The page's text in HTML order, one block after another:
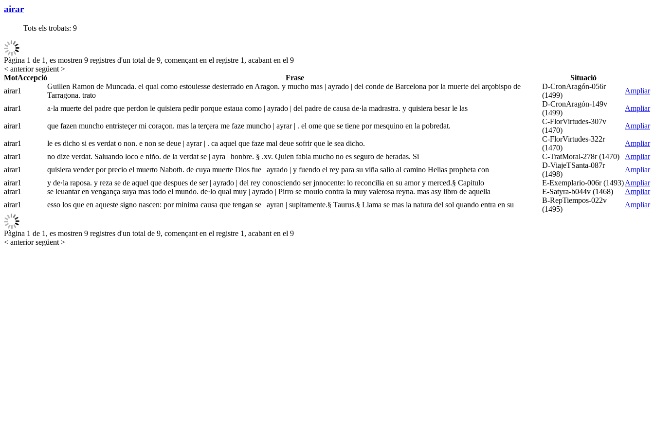
airar
Tots els trobats: 9
Pàgina 1 de 1, es mostren 9 registres d'un total de 9, començant en el registre 1, acabant en el 9
< anteriorsegüent >
MotAccepció Frase
Situació
airar1
Guillen Ramon de Muncada. el qual como estouiesse desterrado en Aragon. y mucho mas | ayrado | del conde de Barcelona por la muerte del arçobispo de
Tarragona. trato
D-CronAragón-056r
(1499)
Ampliar
airar1 a·la muerte del padre que perdon le quisiera pedir porque estaua como | ayrado | del padre de causa de·la madrastra. y quisiera besar le las
D-CronAragón-149v
(1499)
Ampliar
airar1 que fazen muncho entristeçer mi coraçon. mas la terçera me faze muncho | ayrar | . el ome que se tiene por mesquino en la pobredat.
C-FlorVirtudes-307v
(1470)
Ampliar
airar1 le es dicho si es verdat o non. e non se deue | ayrar | . ca aquel que faze mal deue sofrir que le sea dicho.
C-FlorVirtudes-322r
(1470)
Ampliar
airar1 no dize verdat. Saluando loco e niño. de la verdat se | ayra | honbre. § .xv. Quien fabla mucho no es seguro de heradas. Si C-TratMoral-278r (1470)
Ampliar
airar1 quisiera vender por precio el muerto Naboth. de cuya muerte Dios fue | ayrado | y fuendo el rey para su viña salio al camino Helias propheta con
D-ViajeTSanta-087r
(1498)
Ampliar
airar1 y de·la raposa. y reza se de aquel que despues de ser | ayrado | del rey conosciendo ser jnnocente: lo reconcilia en su amor y merced.§ Capitulo E-Exemplario-006r (1493)Ampliar
airar1 se leuantar en vengança suya mas todo el mundo. de·lo qual muy | ayrado | Pirro se mouio contra la muy valerosa reyna. mas asy libro de aquella E-Satyra-b044v (1468)
Ampliar
airar1 esso los que en aqueste signo nascen: por minima causa que tengan se | ayran | supitamente.§ Taurus.§ Llama se mas la natura del sol quando entra en su
B-RepTiempos-022v
(1495)
Ampliar
Pàgina 1 de 1, es mostren 9 registres d'un total de 9, començant en el registre 1, acabant en el 9
< anteriorsegüent >